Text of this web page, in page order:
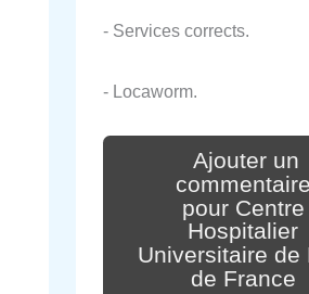
- Services corrects.
- Locaworm.
Ajouter un
commentaire
pour Centre
Hospitalier
Universitaire de
de France